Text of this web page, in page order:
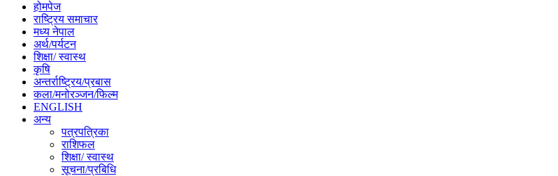
होमपेज
राष्ट्रिय समाचार
मध्य नेपाल
अर्थ/पर्यटन
शिक्षा/ स्वास्थ
कृषि
अन्तर्राष्ट्रिय/प्रबास
कला/मनोरञ्जन/फिल्म
ENGLISH
अन्य
पत्रपत्रिका
राशिफल
शिक्षा/ स्वास्थ
सूचना/प्रबिधि